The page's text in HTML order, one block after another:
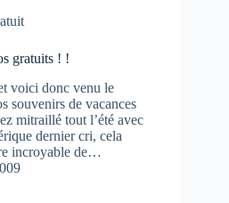
gratuits ! !
voici donc venu le
souvenirs de vacances
mitraillé tout l’été avec
dernier cri, cela
incroyable de…